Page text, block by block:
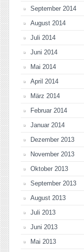
September 2014
August 2014
Juli 2014
Juni 2014
Mai 2014
April 2014
März 2014
Februar 2014
Januar 2014
Dezember 2013
November 2013
Oktober 2013
September 2013
August 2013
Juli 2013
Juni 2013
Mai 2013